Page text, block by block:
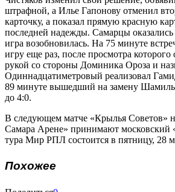
штрафной, а Илье Гапонову отменил
карточку, а показал прямую красную
последней надежды. Самарцы
игра возобновилась. На 75 минуте
игру еще раз, после просмотра которого
рукой со стороны Доминика Ороза и
Одиннадцатиметровый реализовал
89 минуте вышедший на замену Шамиль
до 4:0.
В следующем матче «Крылья Советов»
Самара Арене» принимают московский
тура Мир РПЛ состоится в пятницу, 28
Похожее